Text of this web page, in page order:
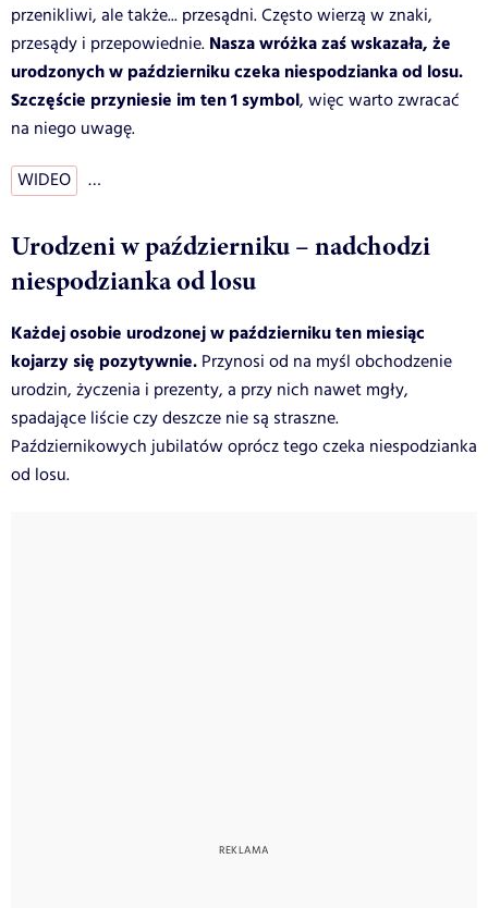
przenikliwi, ale także... przesądni. Często wierzą w znaki,
przesądy i przepowiednie. Nasza wróżka zaś wskazała, że
urodzonych w październiku czeka niespodzianka od losu.
Szczęście przyniesie im ten 1 symbol, więc warto zwracać
na niego uwagę.
WIDEO …
Urodzeni w październiku – nadchodzi
niespodzianka od losu
Każdej osobie urodzonej w październiku ten miesiąc
kojarzy się pozytywnie. Przynosi od na myśl obchodzenie
urodzin, życzenia i prezenty, a przy nich nawet mgły,
spadające liście czy deszcze nie są straszne.
Październikowych jubilatów oprócz tego czeka niespodzianka
od losu.